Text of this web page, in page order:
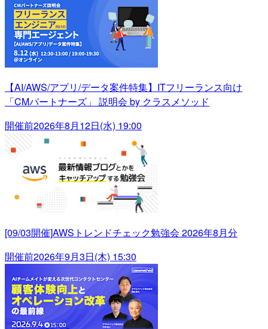
【AI/AWS/アプリ/データ案件特集】ITフリーランス向け
「CMパートナーズ」 説明会 by クラスメソッド
開催前2026年8月12日(水) 19:00
[09/03開催]AWSトレンドチェック勉強会 2026年8月分
開催前2026年9月3日(木) 15:30